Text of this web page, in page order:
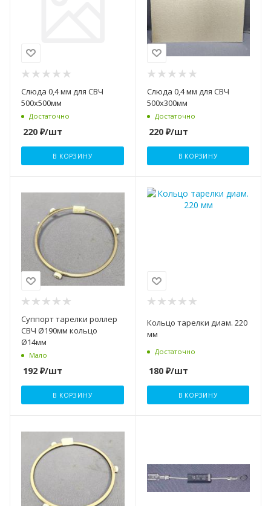
Слюда 0,4 мм для СВЧ
500х500мм
Достаточно
220 ₽/шт
В КОРЗИНУ
Слюда 0,4 мм для СВЧ
500х300мм
Достаточно
220₽/шт
В КОРЗИНУ
Суппорт тарелки роллер
СВЧ Ø190мм кольцо
Ø14мм
Мало
192 ₽/шт
В КОРЗИНУ
Кольцо тарелки диам. 220
мм
Достаточно
180₽/шт
В КОРЗИНУ